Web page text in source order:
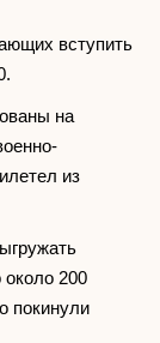
вступить
на
из
200
покинули